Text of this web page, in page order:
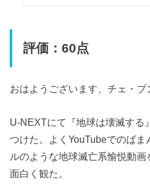
評価：60点
おはようございます、チェ・ブ
U-NEXTにて『地球は壊滅する
つけた。よくYouTubeでのば
ルのような地球滅亡系愉悦動
面白く観た。